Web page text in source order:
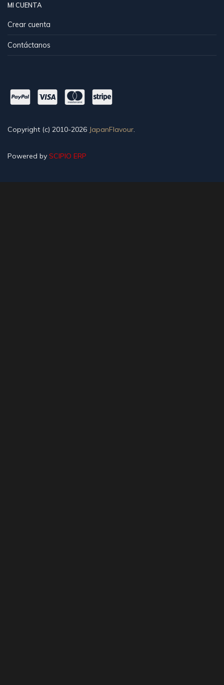
MI CUENTA
Crear cuenta
Contáctanos
Copyright (c) 2010-2026 JapanFlavour.
Powered by SCIPIO ERP